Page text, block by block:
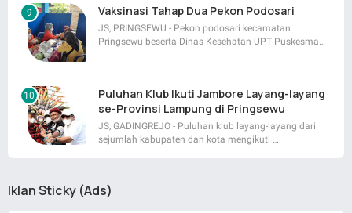
Vaksinasi Tahap Dua Pekon Podosari
JS, PRINGSEWU - Pekon podosari kecamatan
Pringsewu beserta Dinas Kesehatan UPT Puskesma…
Puluhan Klub Ikuti Jambore Layang-layang
se-Provinsi Lampung di Pringsewu
JS, GADINGREJO - Puluhan klub layang-layang dari
sejumlah kabupaten dan kota mengikuti …
Iklan Sticky (Ads)